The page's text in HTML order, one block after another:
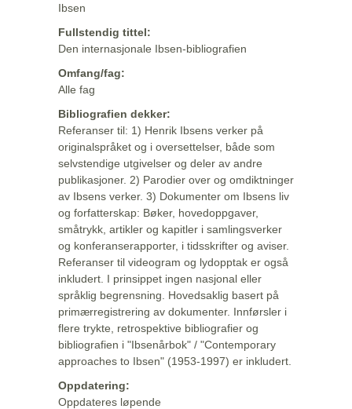
Ibsen
Fullstendig tittel:
Den internasjonale Ibsen-bibliografien
Omfang/fag:
Alle fag
Bibliografien dekker:
Referanser til: 1) Henrik Ibsens verker på
originalspråket og i oversettelser, både som
selvstendige utgivelser og deler av andre
publikasjoner. 2) Parodier over og omdiktninger
av Ibsens verker. 3) Dokumenter om Ibsens liv
og forfatterskap: Bøker, hovedoppgaver,
småtrykk, artikler og kapitler i samlingsverker
og konferanserapporter, i tidsskrifter og aviser.
Referanser til videogram og lydopptak er også
inkludert. I prinsippet ingen nasjonal eller
språklig begrensning. Hovedsaklig basert på
primærregistrering av dokumenter. Innførsler i
flere trykte, retrospektive bibliografier og
bibliografien i "Ibsenårbok" / "Contemporary
approaches to Ibsen" (1953-1997) er inkludert.
Oppdatering:
Oppdateres løpende